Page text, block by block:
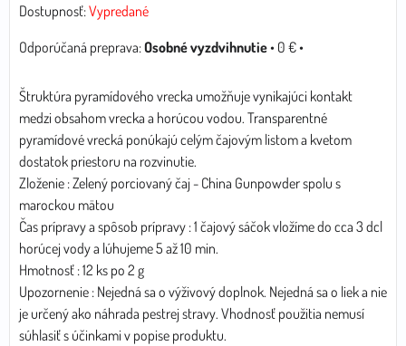
Dostupnosť:Vypredané
Osobné vyzdvihnutie• 0 €•
Štruktúra pyramídového vrecka umožňuje vynikajúci kontakt
medzi obsahom vrecka a horúcou vodou. Transparentné
pyramídové vrecká ponúkajú celým čajovým listom a kvetom
dostatok priestoru na rozvinutie.
Zloženie : Zelený porciovaný čaj - China Gunpowder spolu s
marockou mätou
Čas prípravy a spôsob prípravy : 1 čajový sáčok vložíme do cca 3 dcl
horúcej vody a lúhujeme 5 až 10 min.
Hmotnosť : 12 ks po 2 g
Upozornenie : Nejedná sa o výživový doplnok. Nejedná sa o liek a nie
je určený ako náhrada pestrej stravy. Vhodnosť použitia nemusí
súhlasiť s účinkami v popise produktu.